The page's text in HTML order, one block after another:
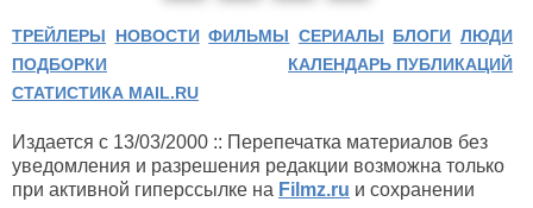
ТРЕЙЛЕРЫ НОВОСТИ ФИЛЬМЫ СЕРИАЛЫ БЛОГИ ЛЮДИ
ПОДБОРКИ
КАЛЕНДАРЬ ПУБЛИКАЦИЙ
СТАТИСТИКА MAIL.RU
Издается с 13/03/2000 :: Перепечатка материалов без
уведомления и разрешения редакции возможна только
при активной гиперссылке на Filmz.ru и сохранении